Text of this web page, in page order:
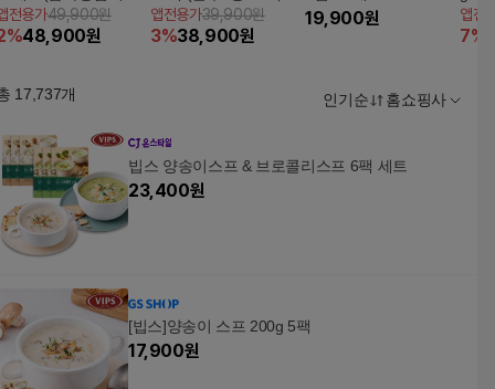
이소스) + 감자호박
2팩
전용가49,900원
%48,900원
횡성한우사골곰탕2팩)
앱전용가39,900원
3%38,900원
19,900원
앱전
7%
17,737개 인기순 홈쇼핑사
빕스 양송이스프 & 브로콜리스프 6팩 세트
23,400원
[빕스]양송이 스프 200g 5팩
17,900원